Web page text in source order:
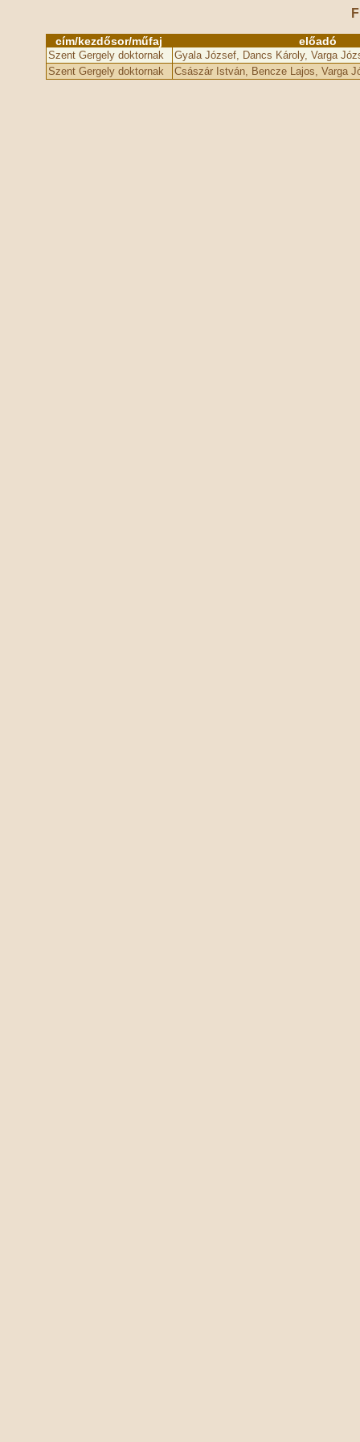
cím/kezdősor/műfaj előadó
Szent Gergely doktornak
Gyala József, Dancs Károly, Varga
Szent Gergely doktornak
Császár István, Bencze Lajos, Varga